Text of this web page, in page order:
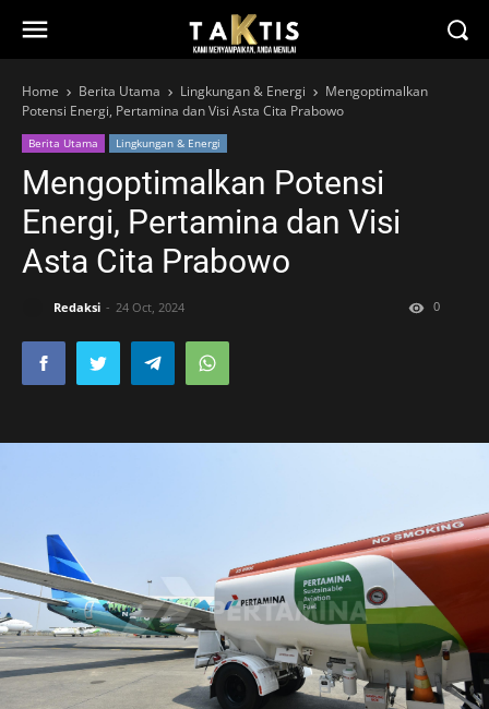
Home Berita Utama Lingkungan & Energi
Mengoptimalkan
Potensi Energi, Pertamina dan Visi Asta Cita Prabowo
Berita Utama Lingkungan & Energi
Mengoptimalkan Potensi
Energi, Pertamina dan Visi
Asta Cita Prabowo
Redaksi 24 Oct, 2024 0